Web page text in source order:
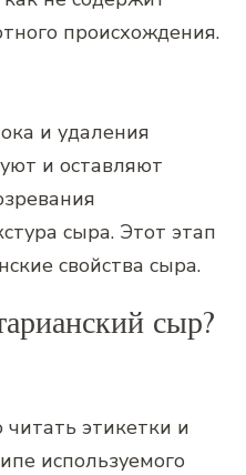
происхождения.
и удаления
и оставляют
сыра. Этот этап
свойства сыра.
сыр?
этикетки и
используемого